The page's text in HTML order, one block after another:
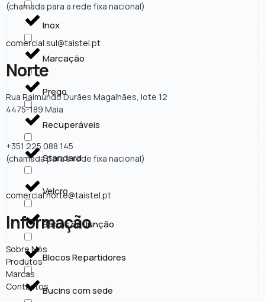
Inox
Marcação
Prego
Recuperáveis
Standard
Velcro
Barras de Junção
Blocos Repartidores
Bucins com sede
(chamada para a rede fixa nacional)
comercial.sul@taistel.pt
Norte
Rua Raimundo Durães Magalhães, lote 12
4475-189 Maia
+351 225 088 145
(chamada para a rede fixa nacional)
comercial.norte@taistel.pt
Informação
Sobre Nós
Produtos
Marcas
Contactos